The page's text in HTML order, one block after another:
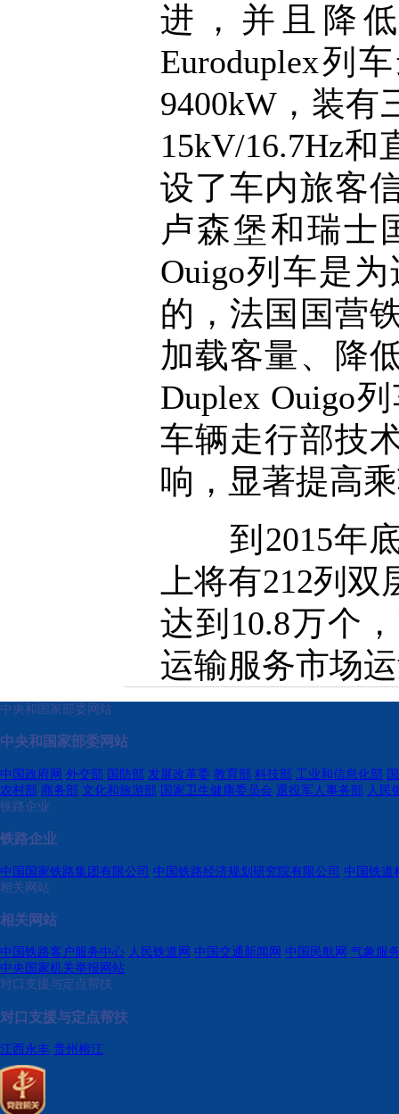
进，并且降
Euroduplex列
9400kW，装有
15kV/16.7Hz
设了车内旅客
卢森堡和瑞士
Ouigo列车是
的，法国国营
加载客量、降
Duplex Ouigo
车辆走行部技
响，显著提高
到2015年底
上将有212列
达到10.8万个
运输服务市场
中央和国家部委网站
中央和国家部委网站
中国政府网 外交部 国防部 发展改革委 教育部 科技部 工业和信息化部
农村部 商务部 文化和旅游部 国家卫生健康委员会 退役军人事务部 人民
铁路企业
铁路企业
中国国家铁路集团有限公司 中国铁路经济规划研究院有限公司 中国铁道
相关网站
相关网站
中国铁路客户服务中心 人民铁道网 中国交通新闻网 中国民航网 气象服
中央国家机关举报网站
对口支援与定点帮扶
对口支援与定点帮扶
江西永丰 贵州榕江